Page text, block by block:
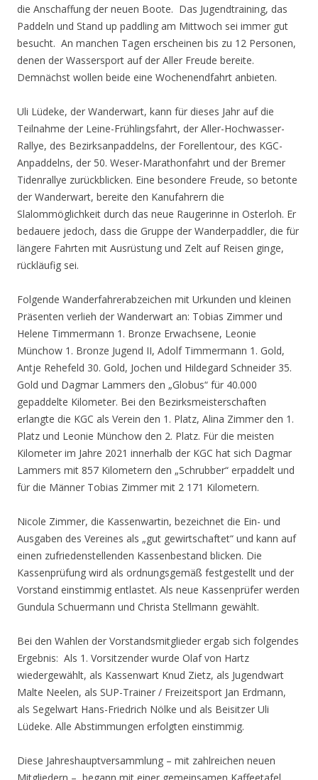
die Anschaffung der neuen Boote. Das Jugendtraining, das
Paddeln und Stand up paddling am Mittwoch sei immer gut
besucht. An manchen Tagen erscheinen bis zu 12 Personen,
denen der Wassersport auf der Aller Freude bereite.
Demnächst wollen beide eine Wochenendfahrt anbieten.
Uli Lüdeke, der Wanderwart, kann für dieses Jahr auf die
Teilnahme der Leine-Frühlingsfahrt, der Aller-Hochwasser-
Rallye, des Bezirksanpaddelns, der Forellentour, des KGC-
Anpaddelns, der 50. Weser-Marathonfahrt und der Bremer
Tidenrallye zurückblicken. Eine besondere Freude, so betonte
der Wanderwart, bereite den Kanufahrern die
Slalommöglichkeit durch das neue Raugerinne in Osterloh. Er
bedauere jedoch, dass die Gruppe der Wanderpaddler, die für
längere Fahrten mit Ausrüstung und Zelt auf Reisen ginge,
rückläufig sei.
Folgende Wanderfahrerabzeichen mit Urkunden und kleinen
Präsenten verlieh der Wanderwart an: Tobias Zimmer und
Helene Timmermann 1. Bronze Erwachsene, Leonie
Münchow 1. Bronze Jugend II, Adolf Timmermann 1. Gold,
Antje Rehefeld 30. Gold, Jochen und Hildegard Schneider 35.
Gold und Dagmar Lammers den „Globus“ für 40.000
gepaddelte Kilometer. Bei den Bezirksmeisterschaften
erlangte die KGC als Verein den 1. Platz, Alina Zimmer den 1.
Platz und Leonie Münchow den 2. Platz. Für die meisten
Kilometer im Jahre 2021 innerhalb der KGC hat sich Dagmar
Lammers mit 857 Kilometern den „Schrubber“ erpaddelt und
für die Männer Tobias Zimmer mit 2 171 Kilometern.
Nicole Zimmer, die Kassenwartin, bezeichnet die Ein- und
Ausgaben des Vereines als „gut gewirtschaftet“ und kann auf
einen zufriedenstellenden Kassenbestand blicken. Die
Kassenprüfung wird als ordnungsgemäß festgestellt und der
Vorstand einstimmig entlastet. Als neue Kassenprüfer werden
Gundula Schuermann und Christa Stellmann gewählt.
Bei den Wahlen der Vorstandsmitglieder ergab sich folgendes
Ergebnis: Als 1. Vorsitzender wurde Olaf von Hartz
wiedergewählt, als Kassenwart Knud Zietz, als Jugendwart
Malte Neelen, als SUP-Trainer / Freizeitsport Jan Erdmann,
als Segelwart Hans-Friedrich Nölke und als Beisitzer Uli
Lüdeke. Alle Abstimmungen erfolgten einstimmig.
Diese Jahreshauptversammlung – mit zahlreichen neuen